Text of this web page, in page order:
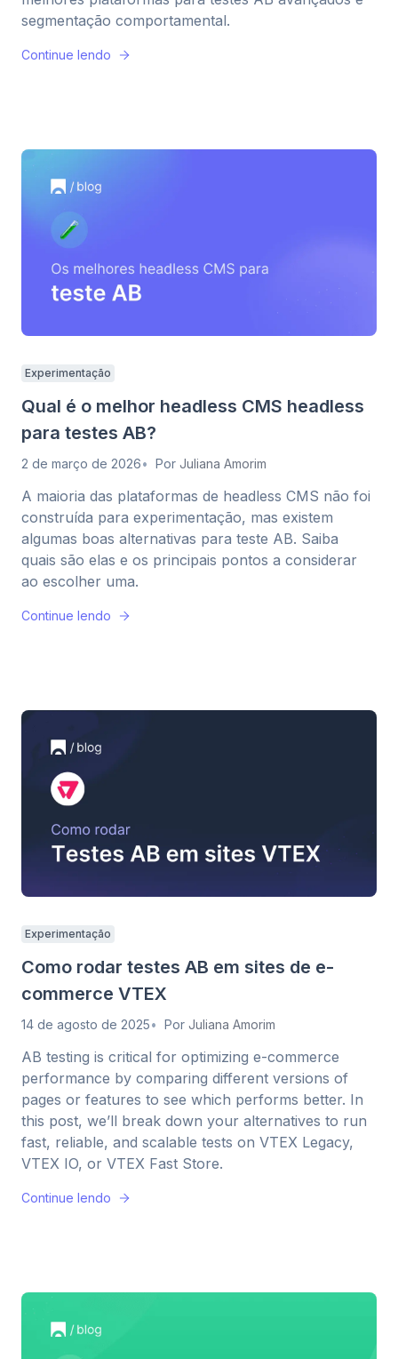
segmentação comportamental.
Continue lendo
Experimentação
Qual é o melhor headless CMS headless
para testes AB?
2 de março de 2026 Por Juliana Amorim
A maioria das plataformas de headless CMS não foi
construída para experimentação, mas existem
algumas boas alternativas para teste AB. Saiba
quais são elas e os principais pontos a considerar
ao escolher uma.
Continue lendo
Experimentação
Como rodar testes AB em sites de e-
commerce VTEX
14 de agosto de 2025 Por Juliana Amorim
AB testing is critical for optimizing e-commerce
performance by comparing different versions of
pages or features to see which performs better. In
this post, we’ll break down your alternatives to run
fast, reliable, and scalable tests on VTEX Legacy,
VTEX IO, or VTEX Fast Store.
Continue lendo